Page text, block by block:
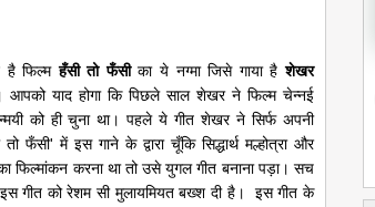
है फिल्महँसी तो फँसीका ये नग्मा जिसे गाया हैशेखर
याद होगा कि पिछले साल शेखर ने फिल्म चेन्नई
को ही चुना था। पहले ये गीत शेखर ने सिर्फ अपनी
फँसी' में इस गाने के द्वारा चूँकि सिद्धार्थ मल्होत्रा और
फिल्मांकन करना था तो उसे युगल गीत बनाना पड़ा। सच
गीत को रेशम सी मुलायमियत बख्श दी है। इस गीत के